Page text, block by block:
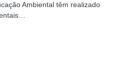
Ambiental têm realizado